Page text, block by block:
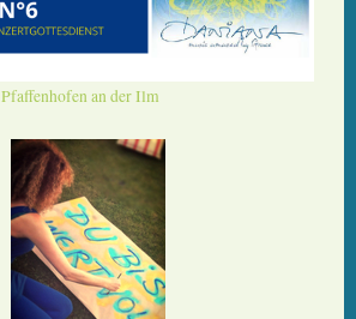
an der Ilm